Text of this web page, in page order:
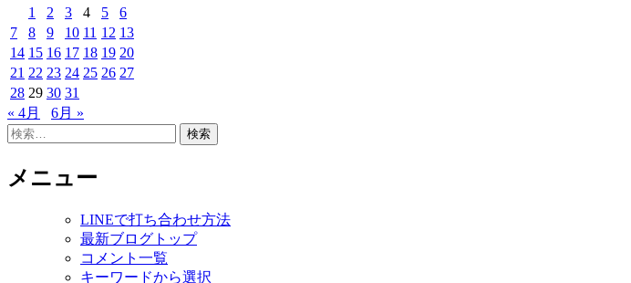
1
2 3 4 5
6
7
8 9 10 11 12 13
14 15 16 17 18 19 20
21 22 23 24 25 26 27
28 29 30 31
« 4月
6月 »
検
メニュー
LINEで打ち合わせ方法
最新ブログトップ
コメント一覧
キーワードから選択